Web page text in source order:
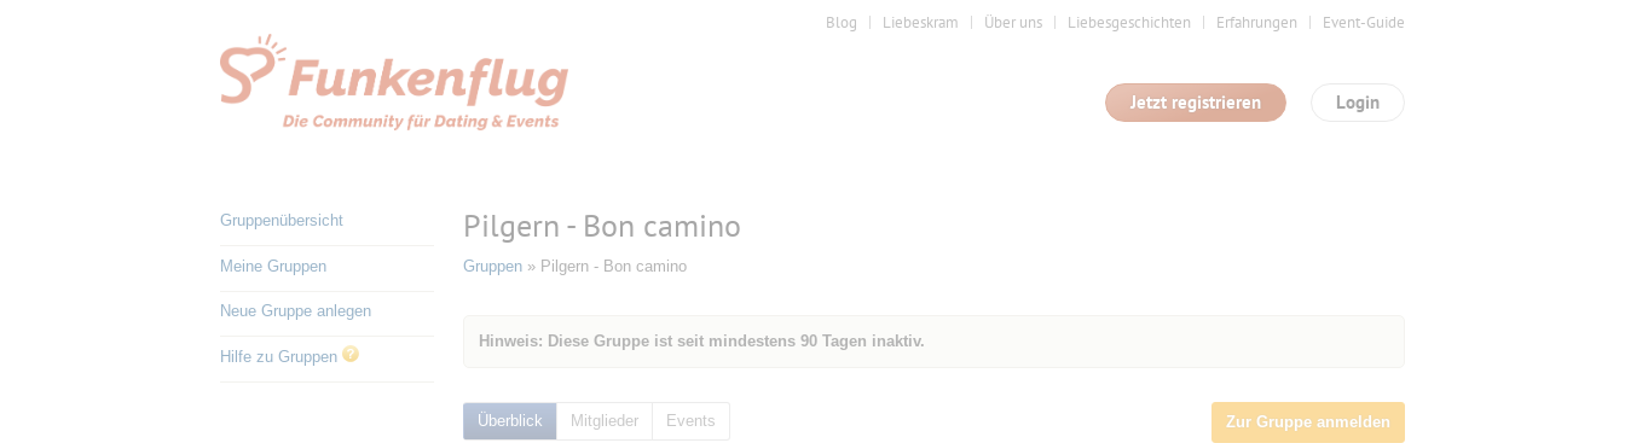
Blog Liebeskram Über uns Liebesgeschichten Erfahrungen Event-Guide
Login
Jetzt registrieren
Gruppenübersicht
Meine Gruppen
Neue Gruppe anlegen
Hilfe zu Gruppen
Pilgern - Bon camino
Gruppen » Pilgern - Bon camino
Hinweis: Diese Gruppe ist seit mindestens 90 Tagen inaktiv.
Überblick Mitglieder Events Zur Gruppe anmelden